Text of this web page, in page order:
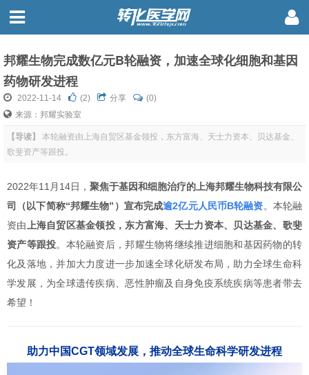
邦耀生物完成数亿元B轮融资，加速全球化细胞和基因
药物研发进程
2022-11-14 (2) 分享
(0)
来源：邦耀实验室
【导读】
本轮融资由上海自贸区基金领投，东方富海、天士力资本、贝达基金、
歌斐资产等跟投。
2022年11月14日， 聚焦于基因和细胞治疗的上海邦耀生物科技有限公
司（以下简称“邦耀生物”）宣布完成逾2亿元人民币B轮融资。本轮融
资由 上海自贸区基金领投，东方富海、天士力资本、贝达基金、歌斐
资产等跟投。本轮融资后，邦耀生物将继续推进细胞和基因药物的转
化及落地，并加大力度进一步加速全球化研发布局，助力全球生命科
学发展，为全球遗传疾病、恶性肿瘤及自身免疫系统疾病等患者带去
希望！
助力中国CGT领域发展，推动全球生命科学研发进程